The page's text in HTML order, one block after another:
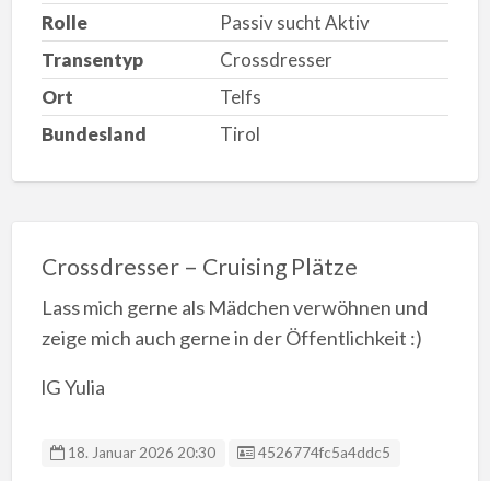
Rolle
Passiv sucht Aktiv
Transentyp
Crossdresser
Ort
Telfs
Bundesland
Tirol
Crossdresser – Cruising Plätze
Lass mich gerne als Mädchen verwöhnen und
zeige mich auch gerne in der Öffentlichkeit :)
lG Yulia
18. Januar 2026 20:30 Anzeigen-ID
4526774fc5a4ddc5